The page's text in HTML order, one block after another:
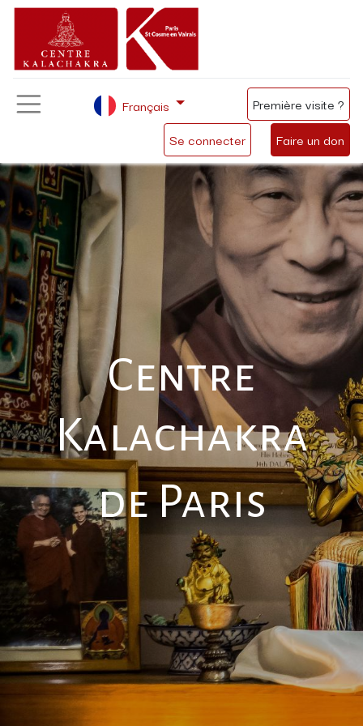
Se connecter Faire un don
Français Première visite ?
Centre
Kalachakra
de Paris